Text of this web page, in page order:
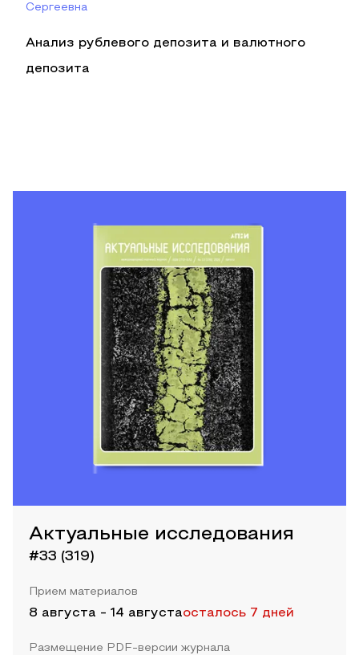
Сергеевна
Анализ рублевого депозита и валютного
депозита
Актуальные исследования
#33 (319)
Прием материалов
8 августа - 14 августаосталось 7 дней
Размещение PDF-версии журнала